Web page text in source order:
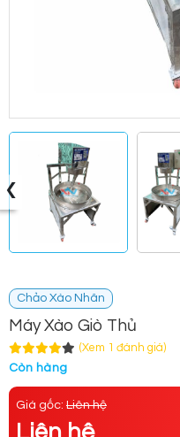
‹
Chảo Xào Nhân
Máy Xào Giò Thủ
(Xem 1 đánh giá)
Còn hàng
Giá gốc: Liên hệ